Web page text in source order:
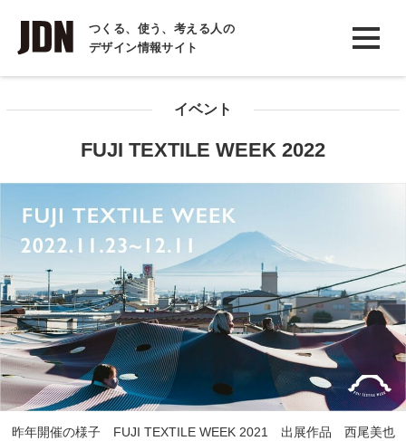
つくる、使う、考える人の
デザイン情報サイト
INTERVIEW
インタビュー
イベント
FUJI TEXTILE WEEK 2022
昨年開催の様子 FUJI TEXTILE WEEK 2021 出展作品 西尾美也